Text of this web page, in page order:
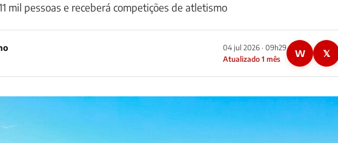
mil pessoas e receberá competições de atletismo
04 jul 2026 · 09h29
Atualizado 1 mês
W 𝕏